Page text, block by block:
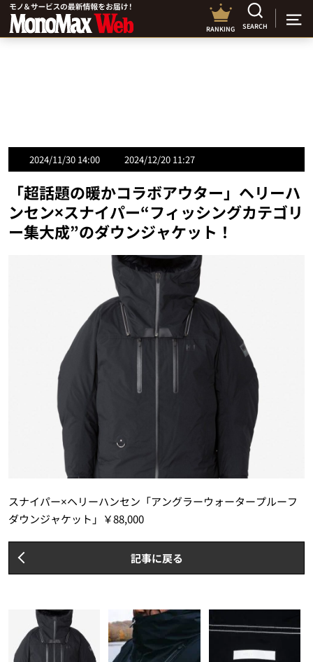
RANKING SEARCH
2024/11/30 14:00 2024/12/20 11:27
「超話題の暖かコラボアウター」ヘリーハ
ンセン×スナイパー“フィッシングカテゴリ
ー集大成”のダウンジャケット！
スナイパー×ヘリーハンセン「アングラーウォータープルーフ
ダウンジャケット」￥88,000
記事に戻る